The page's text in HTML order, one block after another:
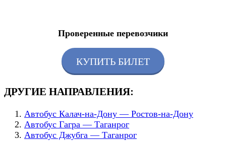
Проверенные перевозчики
КУПИТЬ БИЛЕТ
ДРУГИЕ НАПРАВЛЕНИЯ:
Автобус Калач-на-Дону — Ростов-на-Дону
Автобус Гагра — Таганрог
Автобус Джубга — Таганрог